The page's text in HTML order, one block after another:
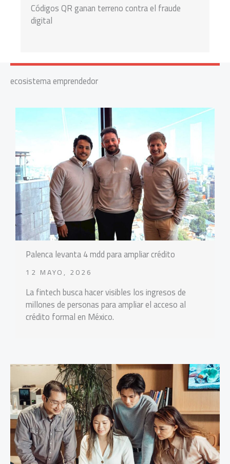
Códigos QR ganan terreno contra el fraude
digital
ecosistema emprendedor
Palenca levanta 4 mdd para ampliar crédito
12 MAYO, 2026
La fintech busca hacer visibles los ingresos de
millones de personas para ampliar el acceso al
crédito formal en México.